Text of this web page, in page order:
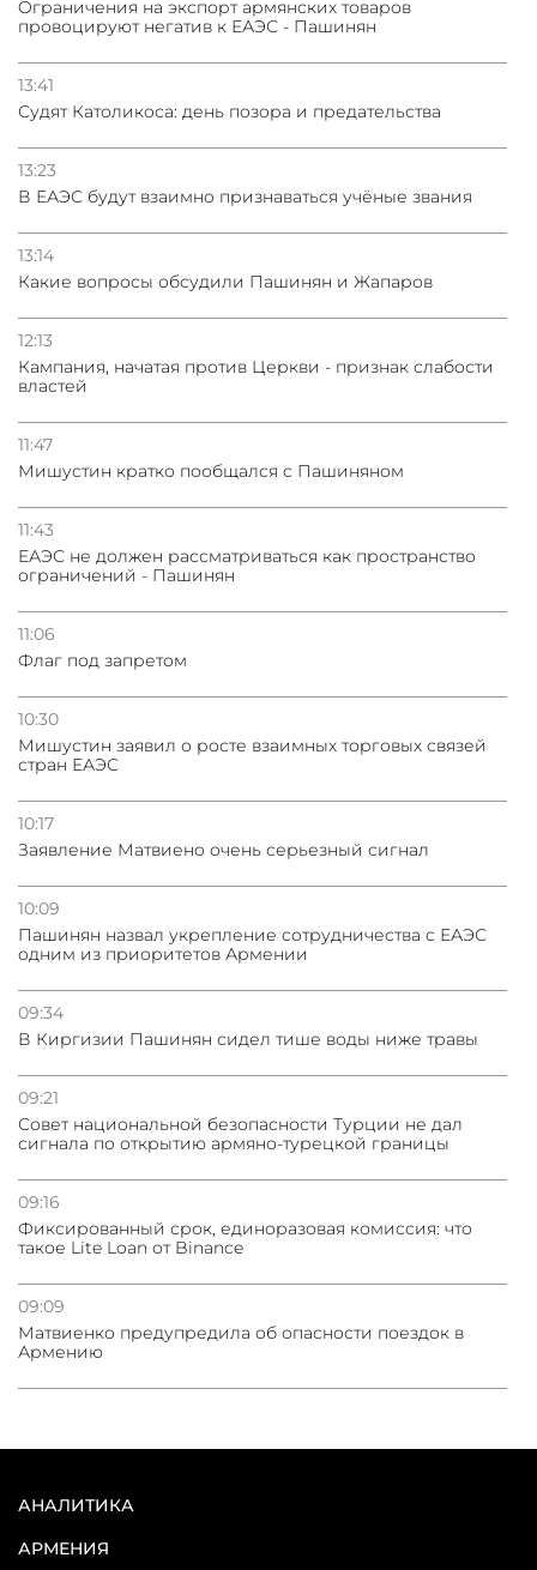
Oграничения на экспорт армянских товаров
провоцируют негатив к ЕАЭС - Пашинян
13:41
Судят Католикоса: день позора и предательства
13:23
В ЕАЭС будут взаимно признаваться учёные звания
13:14
Какие вопросы обсудили Пашинян и Жапаров
12:13
Кампания, начатая против Церкви - признак слабости
властей
11:47
Мишустин кратко пообщался с Пашиняном
11:43
ЕАЭС не должен рассматриваться как пространство
ограничений - Пашинян
11:06
Флаг под запретом
10:30
Мишустин заявил о росте взаимных торговых связей
стран ЕАЭС
10:17
Заявление Матвиено очень серьезный сигнал
10:09
Пашинян назвал укрепление сотрудничества с ЕАЭС
одним из приоритетов Армении
09:34
В Киргизии Пашинян сидел тише воды ниже травы
09:21
Совет национальной безопасности Турции не дал
сигнала по открытию армяно-турецкой границы
09:16
Фиксированный срок, единоразовая комиссия: что
такое Lite Loan от Binance
09:09
Матвиенко предупредила об опасности поездок в
Армению
АНАЛИТИКА
АРМЕНИЯ